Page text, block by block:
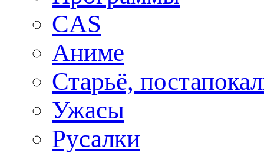
CAS
Аниме
Старьё,
Ужасы
Русалки